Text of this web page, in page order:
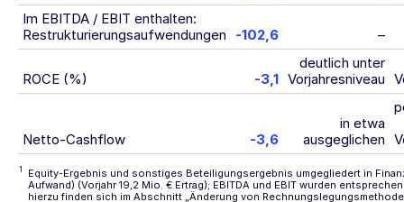
Im EBITDA / EBIT enthalten:
Restrukturierungsaufwendungen
-102,6 –
ROCE (%) -3,1
deutlich unter
Vorjahresniveau
Netto-Cashflow -3,6
in etwa
ausgeglichen
1
Equity-Ergebnis und sonstiges Beteiligungsergebnis umgegliedert in
Aufwand) (Vorjahr 19,2 Mio. € Ertrag); EBITDA und EBIT wurden
hierzu finden sich im Abschnitt „Änderung von